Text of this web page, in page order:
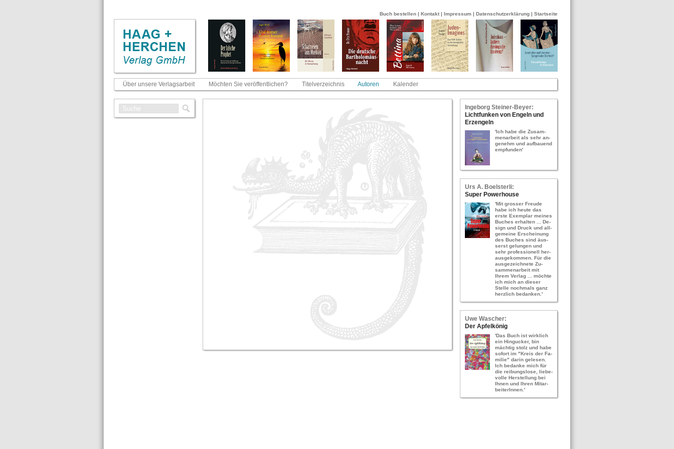
Buch bestellen | Kontakt | Impressum | Datenschutzerklärung | Startseite
Über unsere Verlagsarbeit Möchten Sie veröffentlichen? Titelverzeichnis Autoren Kalender
In­ge­borg Stei­ner-​Bey­er:
Licht­fun­ken von En­geln und
Erz­en­geln
'Ich habe die Zu­sam­
men­ar­beit als sehr an­
ge­nehm und auf­bau­end
emp­fun­den'
Urs A. Bo­els­ter­li:
Super Power­hou­se
'Mit gros­ser Freu­de
habe ich heute das
erste Ex­em­plar mei­nes
Bu­ches er­hal­ten ... De­
sign und Druck und all­
ge­mei­ne Er­schei­nung
des Bu­ches sind äus­
serst ge­lun­gen und
sehr pro­fes­sio­nell her­
aus­ge­kom­men. Für die
aus­ge­zeich­ne­te Zu­
sam­men­ar­beit mit
Ihrem Ver­lag ... möch­te
ich mich an die­ser
Stel­le noch­mals ganz
herz­lich be­dan­ken.'
Uwe Wa­scher:
Der Ap­fel­kö­nig
'Das Buch ist wirk­lich
ein Hin­gu­cker, bin
mäch­tig stolz und habe
so­fort im "Kreis der Fa­
mi­lie" darin ge­le­sen.
Ich be­dan­ke mich für
die rei­bungs­lo­se, lie­be­
vol­le Her­stel­lung bei
Ihnen und Ihren Mit­ar­
bei­te­rIn­nen.'